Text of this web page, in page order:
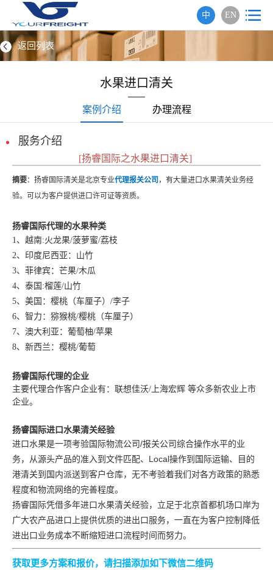
EN
中
返回列表
水果进口清关
案例介绍 办理流程
服务介绍
[扬睿国际之水果进口清关]
摘要：扬睿国际清关是北京专业代理报关公司 ，有大量进口水果清关业务经
验。可以为客户提供进口许可证等资质。
扬睿国际代理的水果种类
1、越南:火龙果/菠萝蜜/荔枝
2、印度尼西亚：山竹
3、菲律宾：芒果/木瓜
4、泰国:榴莲/山竹
5、美国：樱桃（车厘子）/李子
6、智力：猕猴桃/樱桃（车厘子）
7、澳大利亚：葡萄柚/苹果
8、新西兰：樱桃/葡萄
扬睿国际代理的企业
主要代理合作客户企业有：联想佳沃/上海宏辉 等众多新农业上市
企业。
扬睿国际进口水果清关经验
进口水果是一项考验国际物流公司/报关公司综合操作水平的业
务，从源头产品的准入到文件匹配、Local操作到国际运输、目的
港清关到国内派送到客户仓库，无不考验着我们对各方政策的熟悉
程度和物流网络的完善程度。
扬睿国际凭借多年进口水果清关经验，立足于北京首都机场口岸为
广大农产品进口上提供优质的进出口服务，一直在为客户控制降低
进出口业务成本不断缩短进口流程时间而努力。
获取更多方案和报价，请扫描添加如下微信二维码